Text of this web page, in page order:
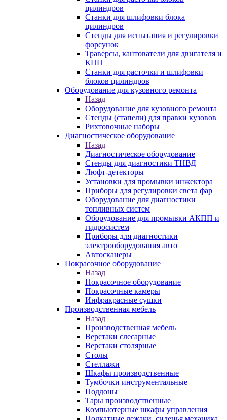
цилиндров
Станки для шлифовки блока
цилиндров
Стенды для испытания и регулировки
форсунок
Траверсы, кантователи для двигателя и
КПП
Станки для расточки и шлифовки
блоков цилиндров
Оборудование для кузовного ремонта
Назад
Оборудование для кузовного ремонта
Стенды (стапели) для правки кузовов
Рихтовочные наборы
Диагностическое оборудование
Назад
Диагностическое оборудование
Стенды для диагностики ТНВД
Люфт-детекторы
Установки для промывки инжектора
Приборы для регулировки света фар
Оборудование для диагностики
топливных систем
Оборудование для промывки АКПП и
гидросистем
Приборы для диагностики
электрооборудования авто
Автосканеры
Покрасочное оборудование
Назад
Покрасочное оборудование
Покрасочные камеры
Инфракрасные сушки
Производственная мебель
Назад
Производственная мебель
Верстаки слесарные
Верстаки столярные
Столы
Стеллажи
Шкафы производственные
Тумбочки инструментальные
Поддоны
Тары производственные
Компьютерные шкафы управления